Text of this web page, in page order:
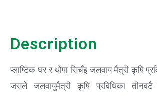
Description
प्लाष्टिक घर र थोपा सिचँइ जलवाय मैत्री कृषि
जसले जलवायुमैत्री कृषि प्रविधिका